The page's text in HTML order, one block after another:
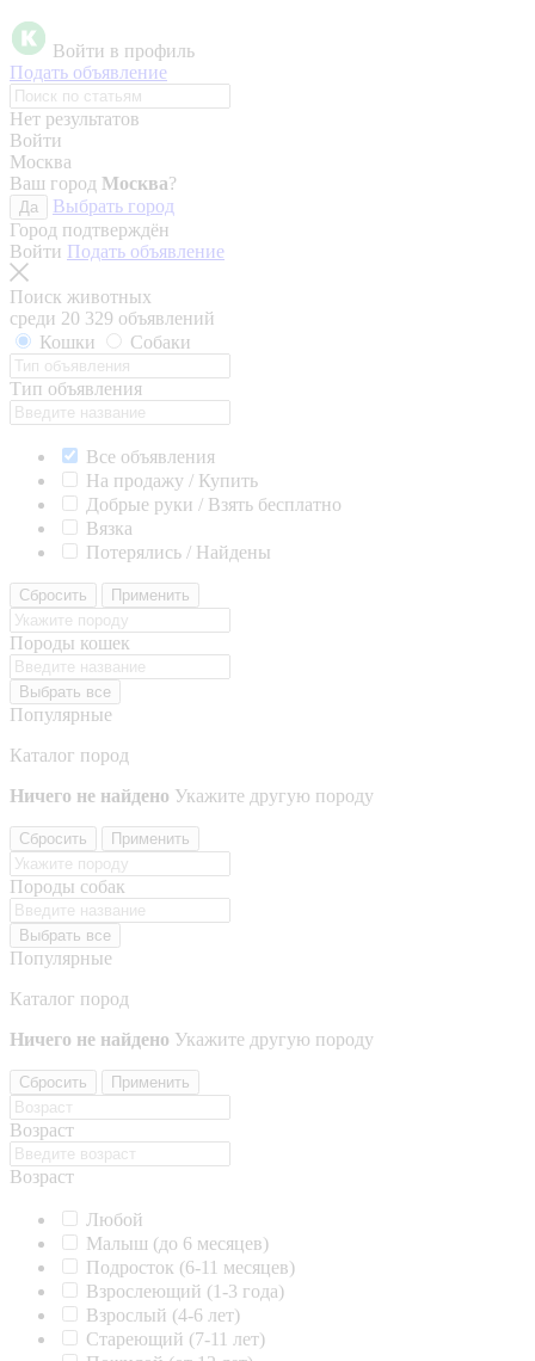
Войти в профиль
Подать объявление
Нет результатов
Войти
Москва
Ваш город Москва?
Да
Выбрать город
Город подтверждён
Войти Подать объявление
Поиск животных
среди 20 329 объявлений
Кошки
Собаки
Тип объявления
Все объявления
На продажу / Купить
Добрые руки / Взять бесплатно
Вязка
Потерялись / Найдены
Сбросить Применить
Породы кошек
Выбрать все
Популярные
Каталог пород
Ничего не найдено Укажите другую породу
Сбросить Применить
Породы собак
Выбрать все
Популярные
Каталог пород
Ничего не найдено Укажите другую породу
Сбросить Применить
Возраст
Возраст
Любой
Малыш (до 6 месяцев)
Подросток (6-11 месяцев)
Взрослеющий (1-3 года)
Взрослый (4-6 лет)
Стареющий (7-11 лет)